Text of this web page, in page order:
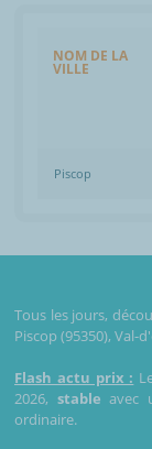
NOM DE LA
VILLE
Piscop
Tous les jours,
Piscop (95350), Val-
Flash actu prix :
2026, stable avec
ordinaire.